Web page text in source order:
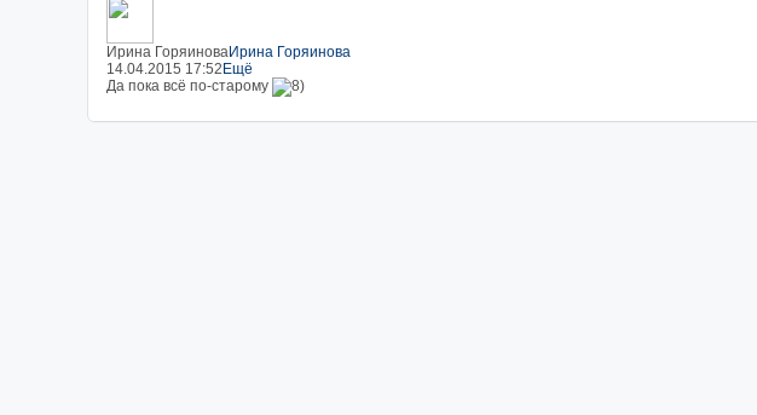
Ирина ГоряиноваИрина Горяинова
14.04.2015 17:52 Ещё
Да пока всё по-старому